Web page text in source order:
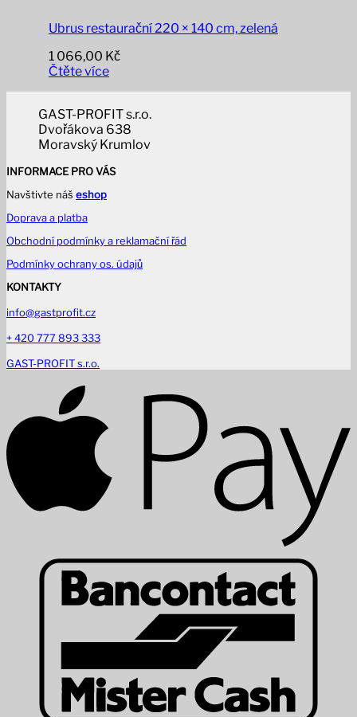
Ubrus restaurační 220 × 140 cm, zelená
1 066,00 Kč
Čtěte více
GAST-PROFIT s.r.o.
Dvořákova 638
Moravský Krumlov
INFORMACE PRO VÁS
Navštivte náš eshop
Doprava a platba
Obchodní podmínky a reklamační řád
Podmínky ochrany os. údajů
KONTAKTY
info@gastprofit.cz
+ 420 777 893 333
GAST-PROFIT s.r.o.